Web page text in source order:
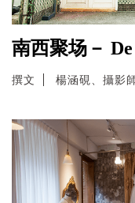
南西聚场－
撰文 楊涵硯、攝影